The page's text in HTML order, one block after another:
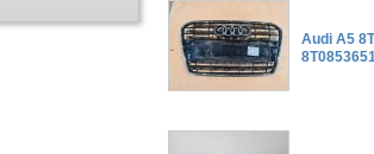
Audi A5